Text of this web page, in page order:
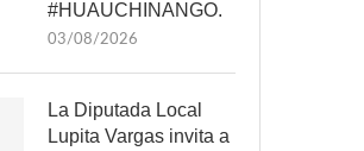
#HUAUCHINANGO.
03/08/2026
La Diputada Local
Lupita Vargas invita a